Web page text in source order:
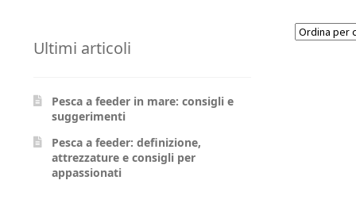
Ultimi articoli
Pesca a feeder in mare: consigli e
suggerimenti
Pesca a feeder: definizione,
attrezzature e consigli per
appassionati